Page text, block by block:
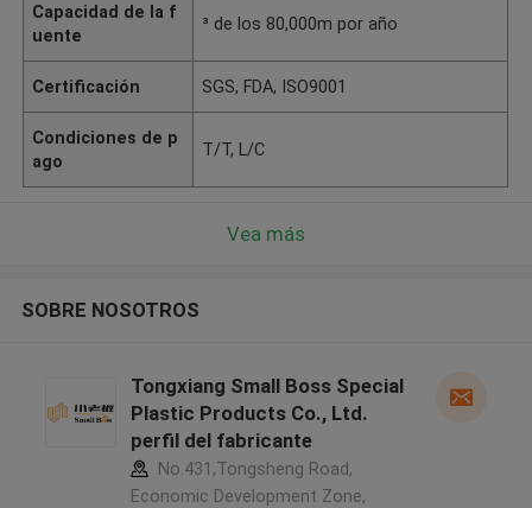
Capacidad de la f
uente
³ de los 80,000m por año
Certificación SGS, FDA, ISO9001
Condiciones de p
ago
T/T, L/C
Vea más
SOBRE NOSOTROS
Tongxiang Small Boss Special
Plastic Products Co., Ltd.
perfil del fabricante
No.431,Tongsheng Road,
Economic Development Zone,